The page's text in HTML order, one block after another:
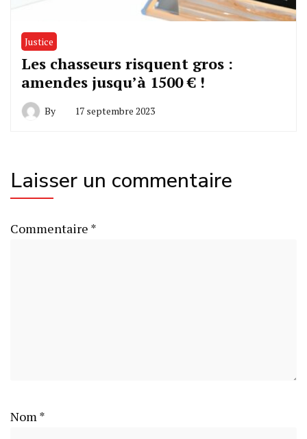
Justice
Les chasseurs risquent gros :
amendes jusqu’à 1500 € !
By 17 septembre 2023
Laisser un commentaire
Commentaire *
Nom *